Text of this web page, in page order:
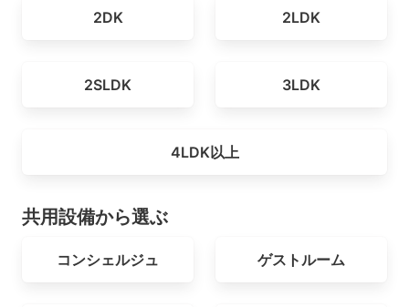
2DK 2LDK
2SLDK 3LDK
4LDK以上
共用設備から選ぶ
コンシェルジュ ゲストルーム